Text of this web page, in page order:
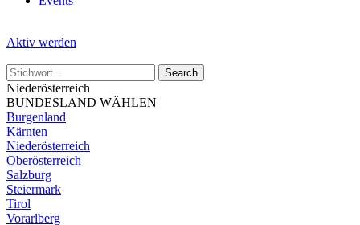
Aktiv werden
Niederösterreich
BUNDESLAND WÄHLEN
Burgenland
Kärnten
Niederösterreich
Oberösterreich
Salzburg
Steiermark
Tirol
Vorarlberg